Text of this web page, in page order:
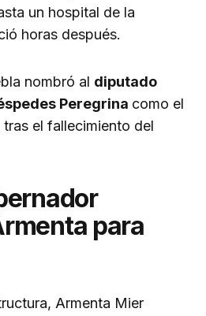
un hospital de la
horas después.
nombró al diputado
Peregrina como el
el fallecimiento del
para
Armenta Mier